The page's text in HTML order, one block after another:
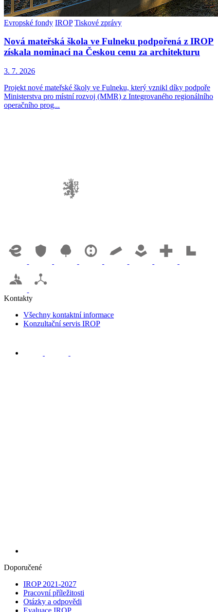
Evropské fondy IROP Tiskové zprávy
Nová mateřská škola ve Fulneku podpořená z IROP
získala nominaci na Českou cenu za architekturu
3. 7. 2026
Projekt nové mateřské školy ve Fulneku, který vznikl díky podpoře
Ministerstva pro místní rozvoj (MMR) z Integrovaného regionálního
operačního prog...
Kontakty
Všechny kontaktní informace
Konzultační servis IROP
Doporučené
IROP 2021-2027
Pracovní příležitosti
Otázky a odpovědi
Evaluace IROP